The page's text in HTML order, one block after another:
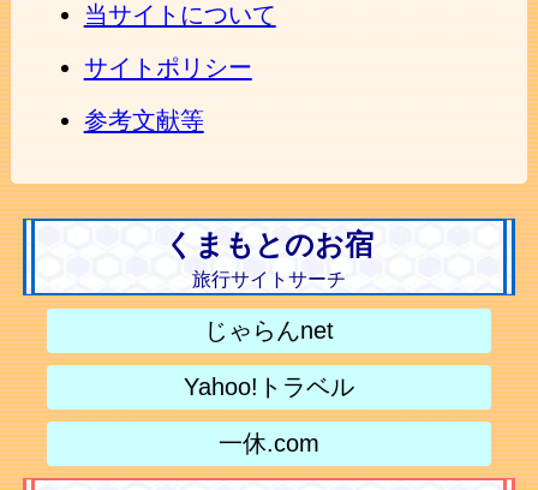
当サイトについて
サイトポリシー
参考文献等
くまもとのお宿
旅行サイトサーチ
じゃらんnet
Yahoo!トラベル
一休.com